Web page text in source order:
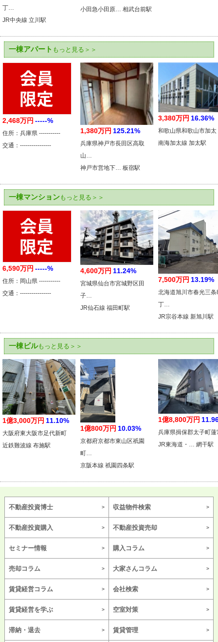
丁…
JR中央線 立川駅
小田急小田原… 相武台前駅
一棟アパート もっと見る＞＞
2,468万円 -----%
住所：兵庫県 -----------
交通：----------------
1,380万円 125.21%
兵庫県神戸市長田区高取
山…
神戸市営地下… 板宿駅
3,380万円 16.36%
和歌山県和歌山市加太
南海加太線 加太駅
一棟マンションもっと見る＞＞
6,590万円 -----%
住所：岡山県 -----------
交通：----------------
4,600万円 11.24%
宮城県仙台市宮城野区田
子…
JR仙石線 福田町駅
7,500万円 13.19%
北海道旭川市春光三条
丁…
JR宗谷本線 新旭川駅
一棟ビルもっと見る＞＞
1億3,000万円 11.10%
大阪府東大阪市足代新町
近鉄難波線 布施駅
1億800万円 10.03%
京都府京都市東山区祇園
町…
京阪本線 祇園四条駅
1億8,800万円
兵庫県揖保郡太子町蓮
JR東海道・… 網干駅
不動産投資博士 収益物件検索
不動産投資購入 不動産投資売却
セミナー情報 購入コラム
売却コラム 大家さんコラム
賃貸経営コラム 会社検索
賃貸経営を学ぶ 空室対策
滞納・退去 賃貸管理